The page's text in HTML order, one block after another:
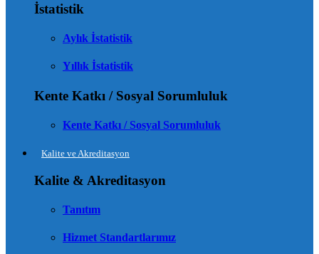
İstatistik
Aylık İstatistik
Yıllık İstatistik
Kente Katkı / Sosyal Sorumluluk
Kente Katkı / Sosyal Sorumluluk
Kalite ve Akreditasyon
Kalite & Akreditasyon
Tanıtım
Hizmet Standartlarımız